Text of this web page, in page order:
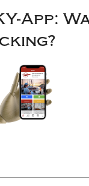
App: